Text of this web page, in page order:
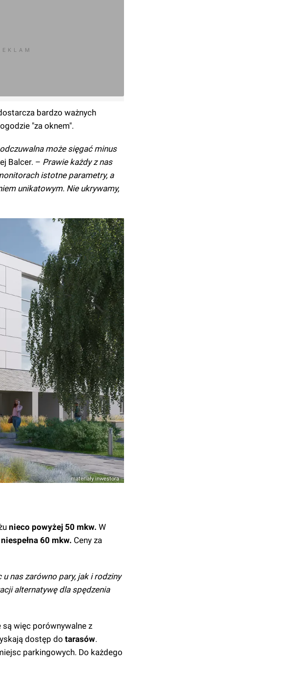
bardzo ważnych
"za oknem".
może sięgać minus
Balcer. – Prawie każdy z nas
istotne parametry, a
unikatowym. Nie ukrywamy,
materiały inwestora
nieco powyżej 50 mkw. W
niespełna 60 mkw. Ceny za
nas zarówno pary, jak i rodziny
alternatywę dla spędzenia
są więc porównywalne z
dostęp do tarasów.
parkingowych. Do każdego